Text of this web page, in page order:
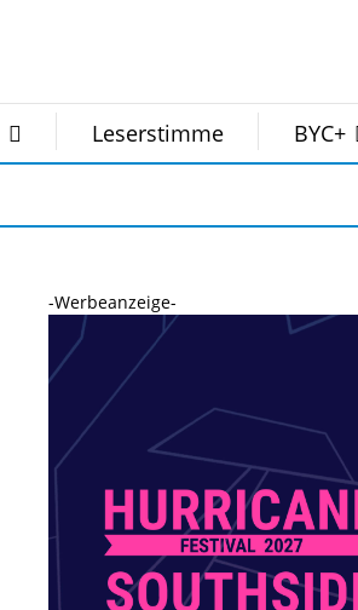
Leserstimme BYC+
-Werbeanzeige-